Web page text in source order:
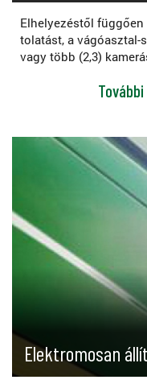
Elhelyezéstől
tolatást, a
vagy több (2,3)
Elektromosan